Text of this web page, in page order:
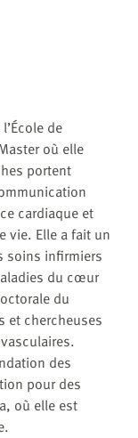
de
où elle
portent
cardiaque et
vie. Elle a fait un
soins infirmiers
du cœur
du
et chercheuses
des
pour des
où elle est